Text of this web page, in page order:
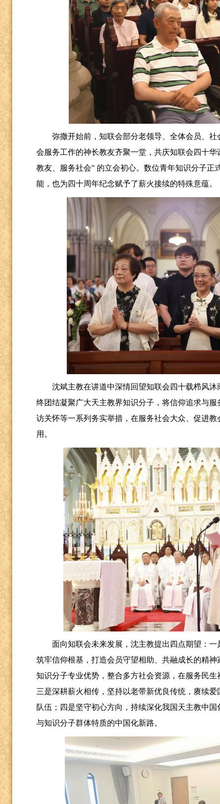
弥撒开始前，知联会部分老领导、全体会员、
会服务工作的神长教友齐聚一堂，共庆知联会四十华
教友、服务社会” 的立会初心。数位青年知识分子正
能，也为四十周年纪念赋予了薪火接续的特殊意蕴。
沈斌主教在讲道中深情回望知联会四十载栉风
终团结凝聚广大天主教界知识分子，将信仰追求与
访关怀等一系列务实举措，在服务社会大众、促进
用。
面向知联会未来发展，沈主教提出四点期望：
筑牢信仰根基，打造会员守望相助、共融成长的精
知识分子专业优势，整合多方社会资源，在服务民生
三是深耕薪火相传，坚持以老带新优良传统，赓续
队伍；四是坚守初心方向，持续深化我国天主教中
与知识分子群体特质的中国化新路。